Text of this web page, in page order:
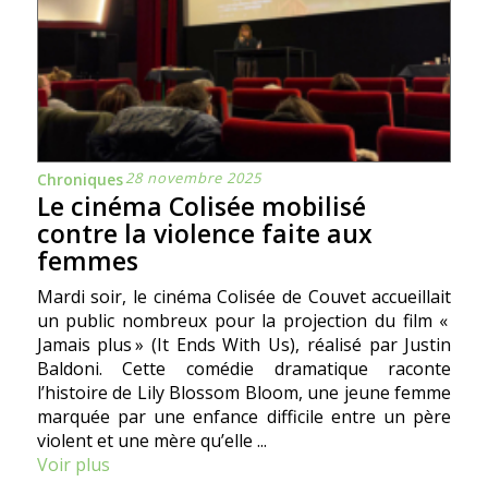
Chroniques28 novembre 2025
Le cinéma Colisée mobilisé
contre la violence faite aux
femmes
Mardi soir, le cinéma Colisée de Couvet accueillait
un public nombreux pour la projection du film «
Jamais plus » (It Ends With Us), réalisé par Justin
Baldoni. Cette comédie dramatique raconte
l’histoire de Lily Blossom Bloom, une jeune femme
marquée par une enfance difficile entre un père
violent et une mère qu’elle ...
Voir plus